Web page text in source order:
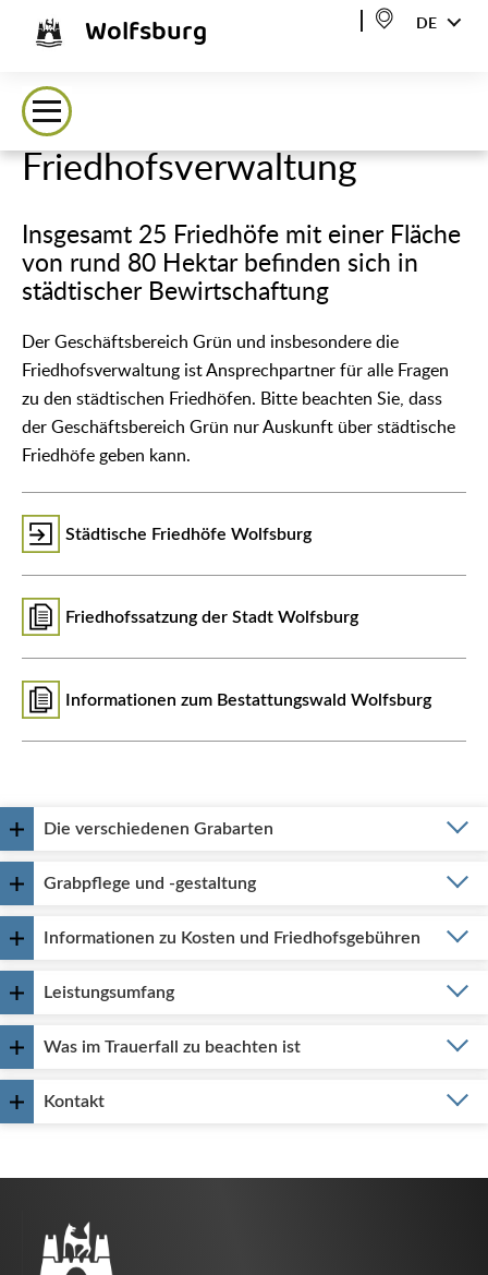
Wolfsburg DE
Friedhofsverwaltung
Insgesamt 25 Friedhöfe mit einer Fläche
von rund 80 Hektar befinden sich in
städtischer Bewirtschaftung
Der Geschäftsbereich Grün und insbesondere die
Friedhofsverwaltung ist Ansprechpartner für alle Fragen
zu den städtischen Friedhöfen. Bitte beachten Sie, dass
der Geschäftsbereich Grün nur Auskunft über städtische
Friedhöfe geben kann.
Städtische Friedhöfe Wolfsburg
Friedhofssatzung der Stadt Wolfsburg
Informationen zum Bestattungswald Wolfsburg
Die verschiedenen Grabarten
Grabpflege und -gestaltung
Informationen zu Kosten und Friedhofsgebühren
Leistungsumfang
Was im Trauerfall zu beachten ist
Kontakt